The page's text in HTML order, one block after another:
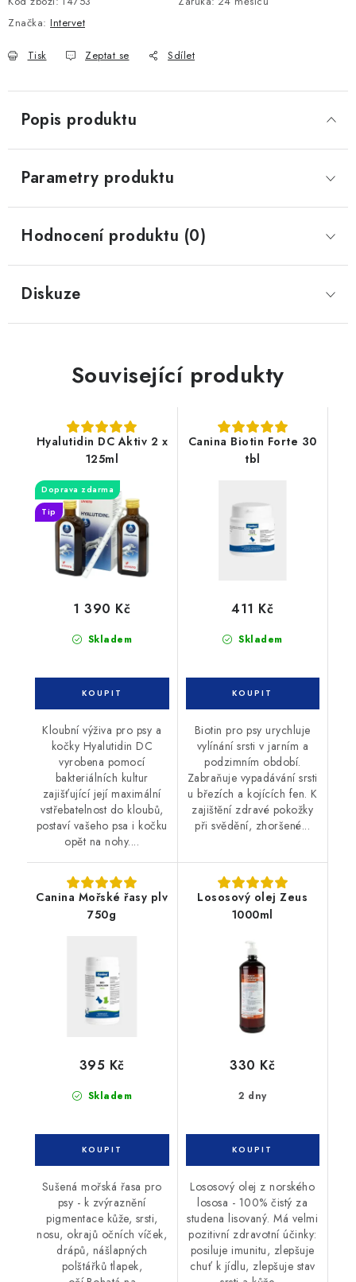
Značka: Intervet
Tisk Zeptat se Sdílet
Popis produktu
Parametry produktu
Hodnocení produktu (0)
Diskuze
Související produkty
Hyalutidin DC Aktiv 2 x
125ml
Doprava zdarma
Tip
Skladem
1 390 Kč
Kloubní výživa pro psy a
kočky Hyalutidin DC
vyrobena pomocí
bakteriálních kultur
zajišťující její maximální
vstřebatelnost do kloubů,
postaví vašeho psa i kočku
opět na nohy....
Canina Biotin Forte 30
tbl
Skladem
411 Kč
Biotin pro psy urychluje
vylínání srsti v jarním a
podzimním období.
Zabraňuje vypadávání srsti
u březích a kojících fen. K
zajištění zdravé pokožky
při svědění, zhoršené...
Canina Mořské řasy plv
750g
Skladem
395 Kč
Sušená mořská řasa pro
psy - k zvýraznění
pigmentace kůže, srsti,
nosu, okrajů očních víček,
drápů, nášlapných
polštářků tlapek,
Lososový olej Zeus
1000ml
2 dny
330 Kč
Lososový olej z norského
lososa - 100% čistý za
studena lisovaný. Má velmi
pozitivní zdravotní účinky:
posiluje imunitu, zlepšuje
chuť k jídlu, zlepšuje stav